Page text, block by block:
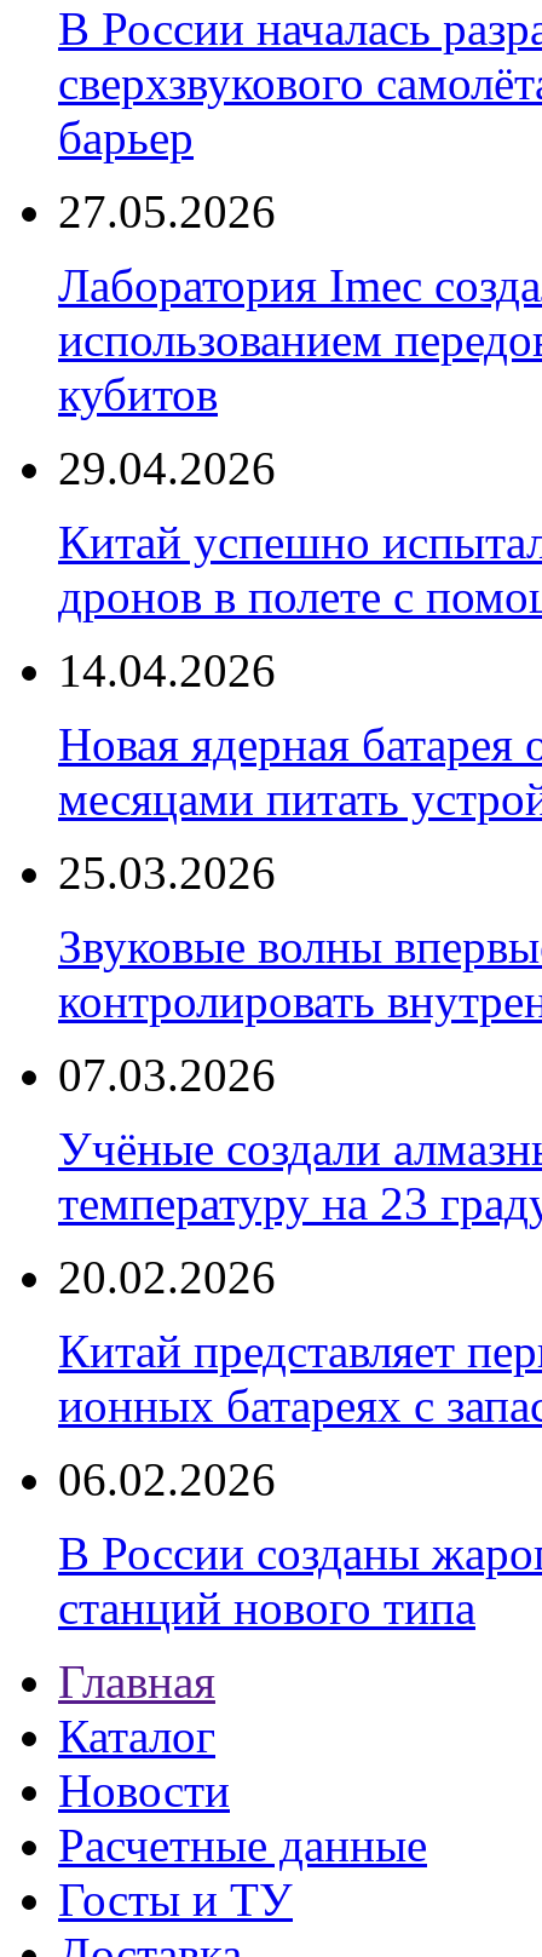
В России началась
сверхзвукового
барьер
27.05.2026
Лаборатория Imec
использованием
кубитов
29.04.2026
Китай успешно
дронов в полете с
14.04.2026
Новая ядерная батарея
месяцами питать
25.03.2026
Звуковые волны
контролировать
07.03.2026
Учёные создали
температуру на 23
20.02.2026
Китай представляет
ионных батареях с
06.02.2026
В России созданы
станций нового типа
Главная
Каталог
Новости
Расчетные данные
Госты и ТУ